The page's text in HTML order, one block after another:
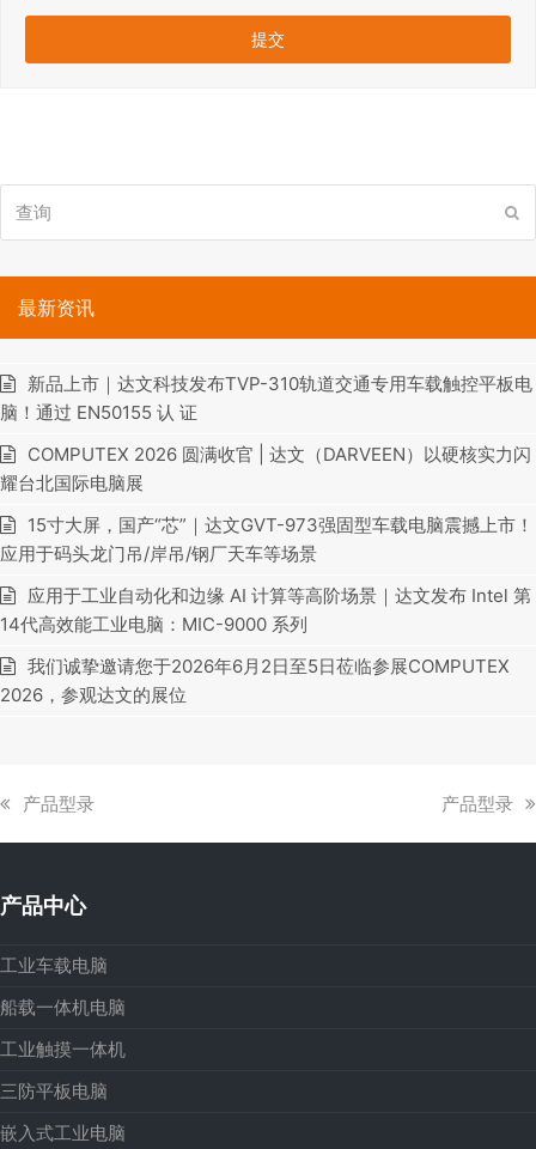
询
最新资讯
新品上市｜达文科技发布TVP-310轨道交通专用车载触控平板电
脑！通过 EN50155 认 证
COMPUTEX 2026 圆满收官 | 达文（DARVEEN）以硬核实力闪
耀台北国际电脑展
15寸大屏，国产“芯”｜达文GVT-973强固型车载电脑震撼上市！
应用于码头龙门吊/岸吊/钢厂天车等场景
应用于工业自动化和边缘 AI 计算等高阶场景｜达文发布 Intel 第
14代高效能工业电脑：MIC-9000 系列
我们诚挚邀请您于2026年6月2日至5日莅临参展COMPUTEX
2026，参观达文的展位
上
章:
产品型录
下
产品型录
产品中心
工业车载电脑
船载一体机电脑
工业触摸一体机
三防平板电脑
嵌入式工业电脑